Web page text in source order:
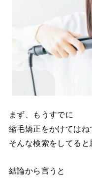
まず、もうすでに
縮毛矯正をかけては
そんな検索をしてる
結論から言うと